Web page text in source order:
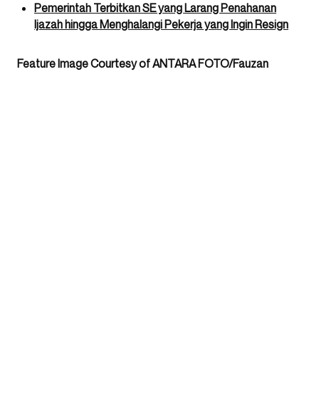
Pemerintah Terbitkan SE yang Larang Penahanan
Ijazah hingga Menghalangi Pekerja yang Ingin Resign
Feature Image Courtesy of ANTARA FOTO/Fauzan